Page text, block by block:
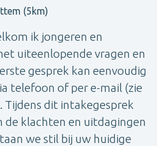
(5km)
ik jongeren en
uiteenlopende vragen en
gesprek kan eenvoudig
telefoon of per e-mail (zie
Tijdens dit intakegesprek
de klachten en uitdagingen
we stil bij uw huidige